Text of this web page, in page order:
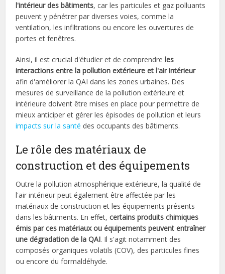
l'intérieur des bâtiments, car les particules et gaz polluants
peuvent y pénétrer par diverses voies, comme la
ventilation, les infiltrations ou encore les ouvertures de
portes et fenêtres.
Ainsi, il est crucial d'étudier et de comprendreles
interactions entre la pollution extérieure et l'air intérieur
afin d'améliorer la QAI dans les zones urbaines. Des
mesures de surveillance de la pollution extérieure et
intérieure doivent être mises en place pour permettre de
mieux anticiper et gérer les épisodes de pollution et leurs
impacts sur la santé des occupants des bâtiments.
Le rôle des matériaux de
construction et des équipements
Outre la pollution atmosphérique extérieure, la qualité de
l'air intérieur peut également être affectée par les
matériaux de construction et les équipements présents
dans les bâtiments. En effet, certains produits chimiques
émis par ces matériaux ou équipements peuvent entraîner
une dégradation de la QAI. Il s'agit notamment des
composés organiques volatils (COV), des particules fines
ou encore du formaldéhyde.